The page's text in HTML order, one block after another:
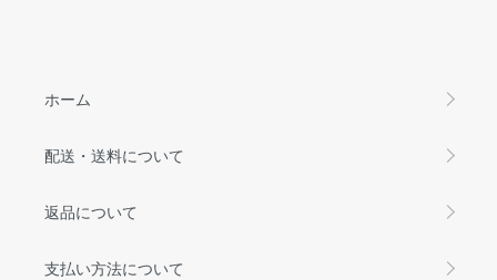
ホーム
配送・送料について
返品について
支払い方法について